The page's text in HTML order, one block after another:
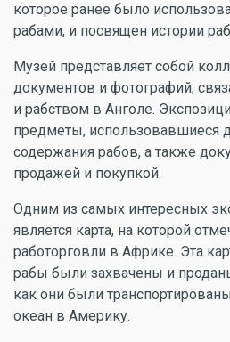
которое ранее было
рабами, и посвящен истории
Музей представляет собой
документов и фотографий,
и рабством в Анголе.
предметы, использовавшиеся
содержания рабов, а также
продажей и покупкой.
Одним из самых интересных
является карта, на которой
работорговли в Африке. Эта
рабы были захвачены и
как они были
океан в Америку.